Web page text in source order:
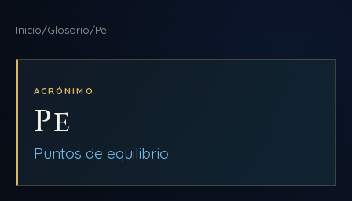
NAVEGACIÓN
INICIO
BLOG
Inicio/Glosario/Pe
ACRÓNIMO
Pe
Puntos de equilibrio